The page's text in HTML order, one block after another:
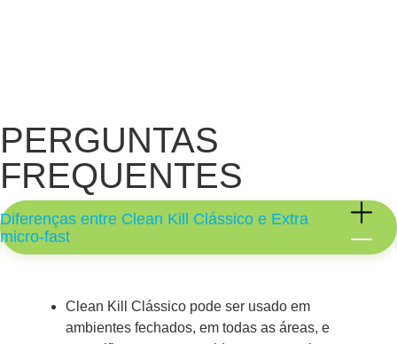
PERGUNTAS
FREQUENTES
Diferenças entre Clean Kill Clássico e Extra
micro-fast
Clean Kill Clássico pode ser usado em
ambientes fechados, em todas as áreas, e